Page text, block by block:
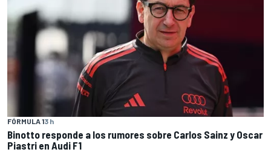
FÓRMULA 13 h
Binotto responde a los rumores sobre Carlos Sainz y Oscar
Piastri en Audi F1